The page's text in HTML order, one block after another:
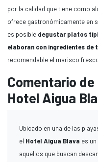
por la calidad que tiene como
ofrece gastronómicamente en
es posible degustar platos
elaboran con ingredientes de
recomendable el marisco
Comentario
Hotel Aigua
Ubicado en una de las
el Hotel Aigua Blava es
aquellos que buscan